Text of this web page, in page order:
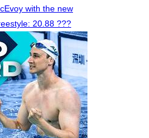
with the new
20.88 ???